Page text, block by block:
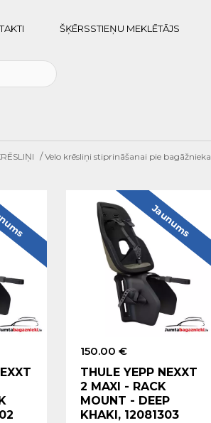
ŠĶĒRSSTIEŅU MEKLĒTĀJS
/Velo krēsliņi stiprināšanai pie bagāžnieka
150.00 €
THULE YEPP NEXXT
2 MAXI - RACK
MOUNT - DEEP
KHAKI, 12081303
Jaunums